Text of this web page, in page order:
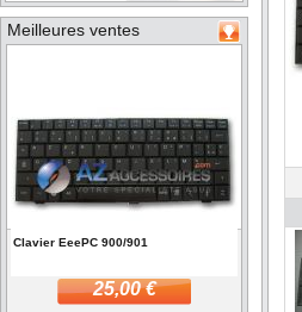
Meilleures ventes
Clavier EeePC 900/901
25,00 €